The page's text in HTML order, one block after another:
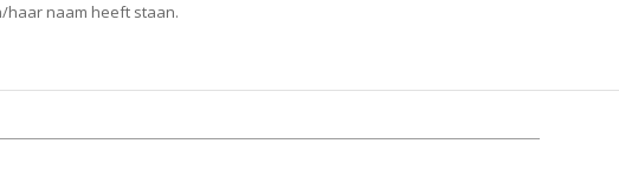
haar naam heeft staan.